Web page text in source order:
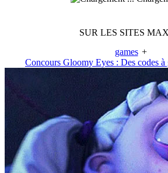
SUR LES SITES
games +
Concours Gloomy Eyes : Des codes à